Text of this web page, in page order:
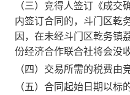
（三） 竞得人签订《成交
内签订合同的， 斗门区乾
因，在未经斗门区乾务镇
份经济合作联合社将会没
（四）交易所需的税费由
（五）合同起始日期以标